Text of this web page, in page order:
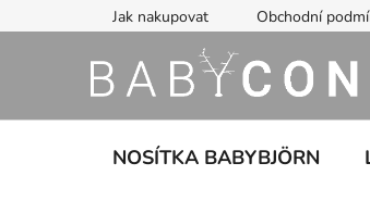
na
Jak nakupovat Obchodní
NOSÍTKA BABYBJÖRN